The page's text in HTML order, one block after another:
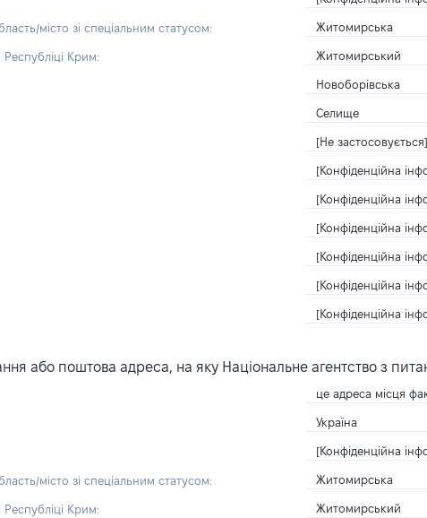
місто зі спеціальним статусом: Житомирська
Крим: Житомирський
Новоборівська
Селище
[Не застосовується]
[Конфіденційна
[Конфіденційна
[Конфіденційна
[Конфіденційна
[Конфіденційна
[Конфіденційна
або поштова адреса, на яку Національне агентство з
це адреса місця
Україна
[Конфіденційна
місто зі спеціальним статусом: Житомирська
Крим: Житомирський